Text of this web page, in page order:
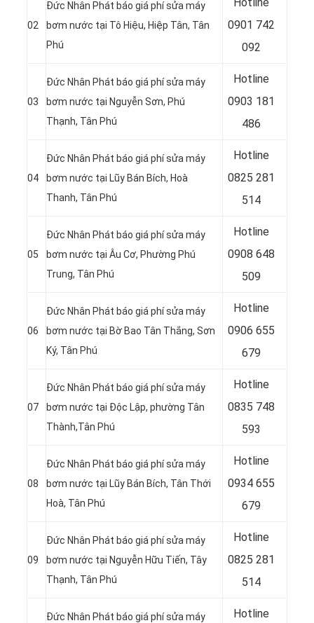
02
Đức Nhân Phát báo giá phí sửa máy
bơm nước tại Tô Hiệu, Hiệp Tân, Tân
Phú
0901 742
092
03
Đức Nhân Phát báo giá phí sửa máy
bơm nước tại Nguyễn Sơn, Phú
Thạnh, Tân Phú
Hotline
0903 181
486
04
Đức Nhân Phát báo giá phí sửa máy
bơm nước tại Lũy Bán Bích, Hoà
Thanh, Tân Phú
Hotline
0825 281
514
05
Đức Nhân Phát báo giá phí sửa máy
bơm nước tại Âu Cơ, Phường Phú
Trung, Tân Phú
Hotline
0908 648
509
06
Đức Nhân Phát báo giá phí sửa máy
bơm nước tại Bờ Bao Tân Thắng, Sơn
Ký, Tân Phú
Hotline
0906 655
679
07
Đức Nhân Phát báo giá phí sửa máy
bơm nước tại Độc Lập, phường Tân
Thành,Tân Phú
Hotline
0835 748
593
08
Đức Nhân Phát báo giá phí sửa máy
bơm nước tại Lũy Bán Bích, Tân Thới
Hoà, Tân Phú
Hotline
0934 655
679
09
Đức Nhân Phát báo giá phí sửa máy
bơm nước tại Nguyễn Hữu Tiến, Tây
Thạnh, Tân Phú
Hotline
0825 281
514
Đức Nhân Phát báo giá phí sửa máy
Hotline